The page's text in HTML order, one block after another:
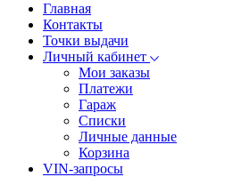
Главная
Контакты
Точки выдачи
Личный кабинет
Мои заказы
Платежи
Гараж
Списки
Личные данные
Корзина
VIN-запросы